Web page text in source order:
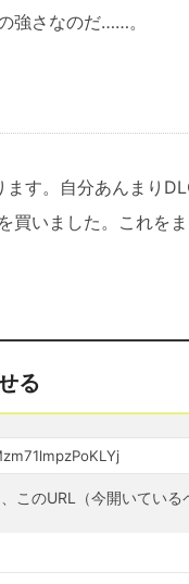
強さなのだ……。
す。自分あんまり
買いました。これを
る
このURL（今開いてい